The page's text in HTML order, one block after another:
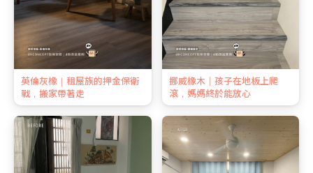
英倫灰橡｜租屋族的押金保衛
戰，搬家帶著走
挪威橡木｜孩子在地板上爬
滾，媽媽終於能放心